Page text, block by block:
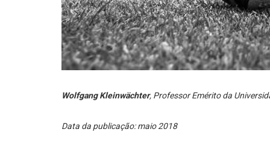
Wolfgang Kleinwächter, Professor Emérito da
Data da publicação: maio 2018